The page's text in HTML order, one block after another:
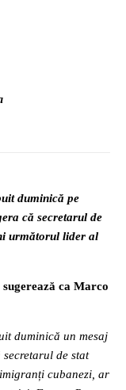
duminică pe
că secretarul de
următorul lider al
ca Marco
duminică un mesaj
secretarul de stat
cubanezi, ar